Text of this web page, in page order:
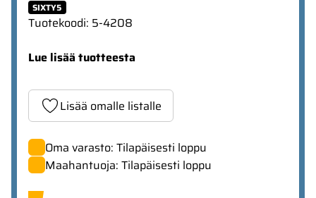
SIXTY5
Tuotekoodi: 5-4208
Lue lisää tuotteesta
Lisää omalle listalle
Oma varasto: Tilapäisesti loppu
Maahantuoja: Tilapäisesti loppu